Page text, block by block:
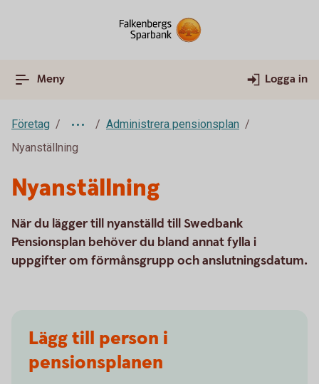
Meny Logga in
Företag
Administrera pensionsplan
Nyanställning
Nyanställning
När du lägger till nyanställd till Swedbank
Pensionsplan behöver du bland annat fylla i
uppgifter om förmånsgrupp och anslutningsdatum.
Lägg till person i
pensionsplanen